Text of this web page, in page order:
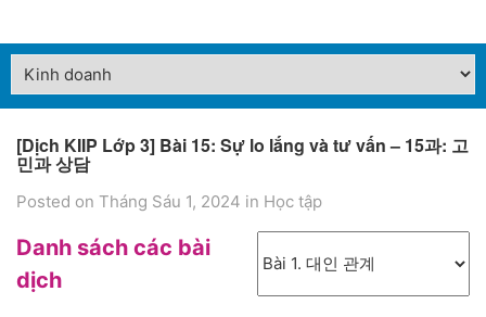
[Dịch KIIP Lớp 3] Bài 15: Sự lo lắng và tư vấn – 15과: 고
민과 상담
Posted on Tháng Sáu 1, 2024 in Học tập
Danh sách các bài
dịch